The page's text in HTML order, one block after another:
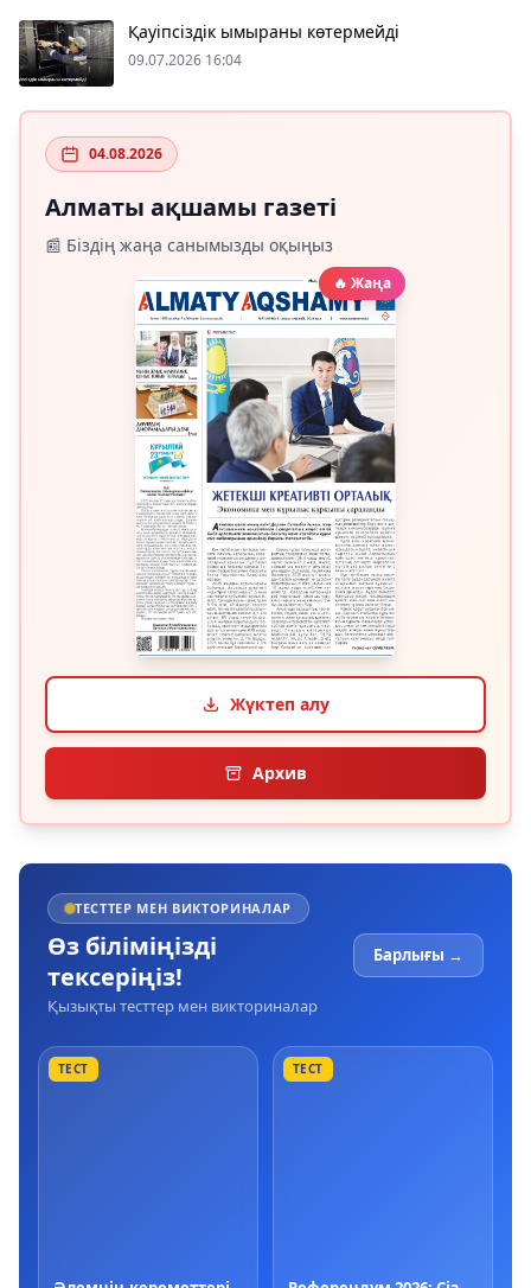
Қауіпсіздік ымыраны көтермейді
09.07.2026 16:04
04.08.2026
Алматы ақшамы газеті
📰 Біздің жаңа санымызды оқыңыз
🔥 Жаңа
Жүктеп алу
Архив
ТЕСТТЕР МЕН ВИКТОРИНАЛАР
Өз біліміңізді
тексеріңіз!
Қызықты тесттер мен викториналар
Барлығы →
ТЕСТ ТЕСТ